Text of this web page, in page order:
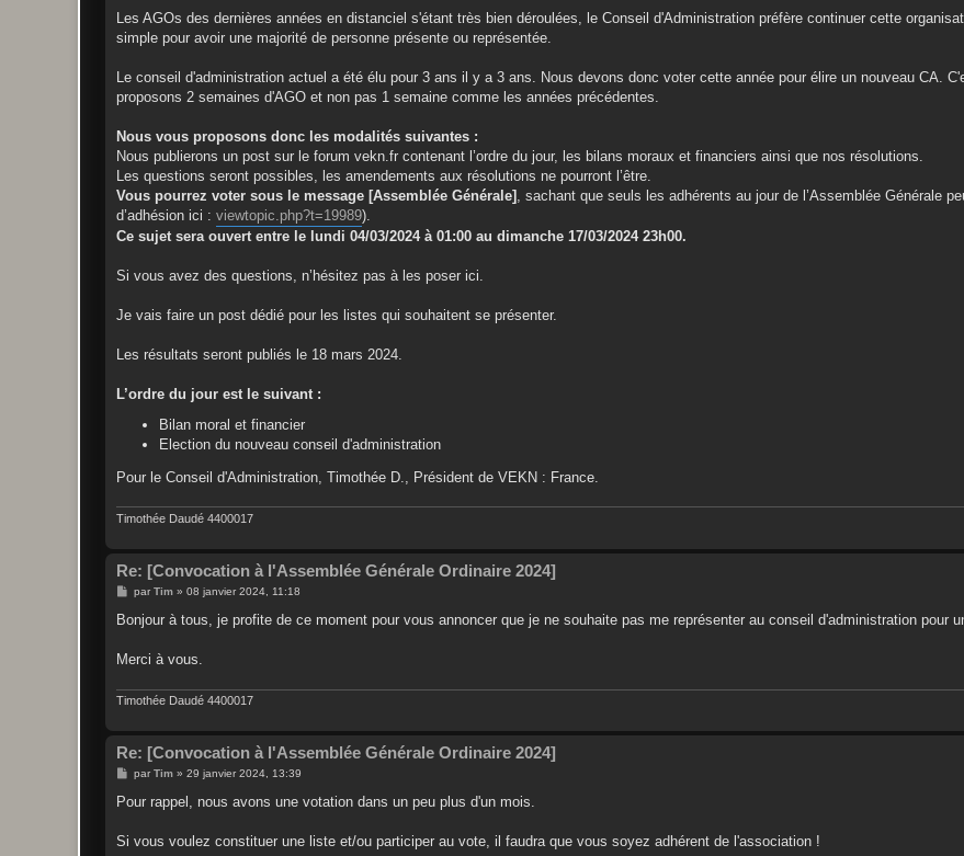
Les AGOs des dernières années en distanciel s'étant très bien déroulées, le Conseil d'Administration préfère continuer cette
simple pour avoir une majorité de personne présente ou représentée.
Le conseil d'administration actuel a été élu pour 3 ans il y a 3 ans. Nous devons donc voter cette année pour élire un nouveau CA.
proposons 2 semaines d'AGO et non pas 1 semaine comme les années précédentes.
Nous vous proposons donc les modalités suivantes :
Nous publierons un post sur le forum vekn.fr contenant l’ordre du jour, les bilans moraux et financiers ainsi que nos résolutions.
Les questions seront possibles, les amendements aux résolutions ne pourront l’être.
Vous pourrez voter sous le message [Assemblée Générale]
, sachant que seuls les adhérents au jour de l’Assemblée Générale
d’adhésion ici : viewtopic.php?t=19989).
Ce sujet sera ouvert entre le lundi 04/03/2024 à 01:00 au dimanche 17/03/2024 23h00.
Si vous avez des questions, n’hésitez pas à les poser ici.
Je vais faire un post dédié pour les listes qui souhaitent se présenter.
Les résultats seront publiés le 18 mars 2024.
L’ordre du jour est le suivant :
Bilan moral et financier
Election du nouveau conseil d'administration
Pour le Conseil d'Administration, Timothée D., Président de VEKN : France.
Timothée Daudé 4400017
Re: [Convocation à l'Assemblée Générale Ordinaire 2024]
M
s
g
parTim» 08 janvier 2024, 11:18
Bonjour à tous, je profite de ce moment pour vous annoncer que je ne souhaite pas me représenter au conseil d'administration pour
Merci à vous.
Timothée Daudé 4400017
Re: [Convocation à l'Assemblée Générale Ordinaire 2024]
M
s
g
parTim» 29 janvier 2024, 13:39
Pour rappel, nous avons une votation dans un peu plus d'un mois.
Si vous voulez constituer une liste et/ou participer au vote, il faudra que vous soyez adhérent de l'association !